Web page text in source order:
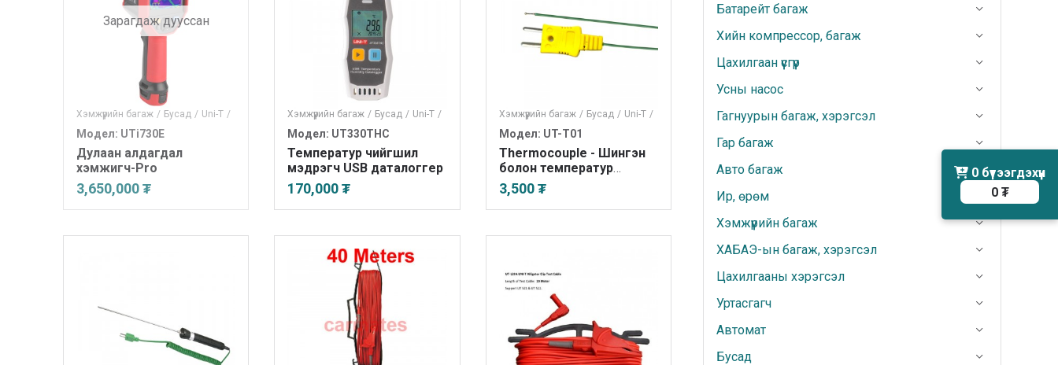
Зарагдаж дууссан
Хэмжүүрийн багаж / Бусад / Uni-T /
Модел: UTi730E
Дулаан алдагдал
хэмжигч-Pro
3,650,000 ₮
Хэмжүүрийн багаж / Бусад / Uni-T /
Модел: UT330THC
Температур чийгшил
мэдрэгч USB даталоггер
170,000 ₮
Хэмжүүрийн багаж / Бусад / Uni-T /
Модел: UT-T01
Thermocouple - Шингэн
болон температур
хэмжинэ
3,500 ₮
Батарейт багаж
Хийн компрессор, багаж
Цахилгаан үүсгүүр
Усны насос
Гагнуурын багаж, хэрэгсэл
Гар багаж
Авто багаж
Ир, өрөм
Хэмжүүрийн багаж
ХАБАЭ-ын багаж, хэрэгсэл
Цахилгааны хэрэгсэл
Уртасгагч
Автомат
Бусад
0 бүтээгдэхүүн
0 ₮